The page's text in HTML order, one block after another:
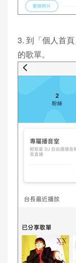
3. 到「個人首
的歌單。